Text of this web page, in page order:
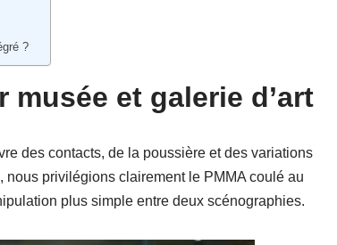
?
et galerie d’art
des contacts, de la poussière et des variations
privilégions clairement le PMMA coulé au
plus simple entre deux scénographies.